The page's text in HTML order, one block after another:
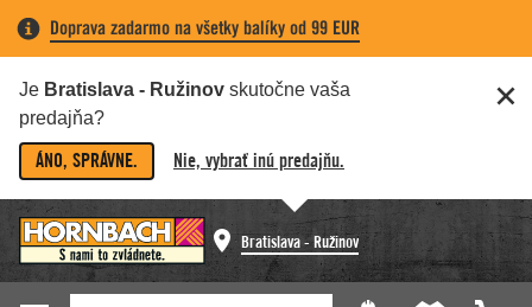
Doprava zadarmo na všetky balíky od 99 EUR
Je Bratislava - Ružinov skutočne vaša
predajňa?
ÁNO, SPRÁVNE. Nie, vybrať inú predajňu.
Bratislava - Ružinov